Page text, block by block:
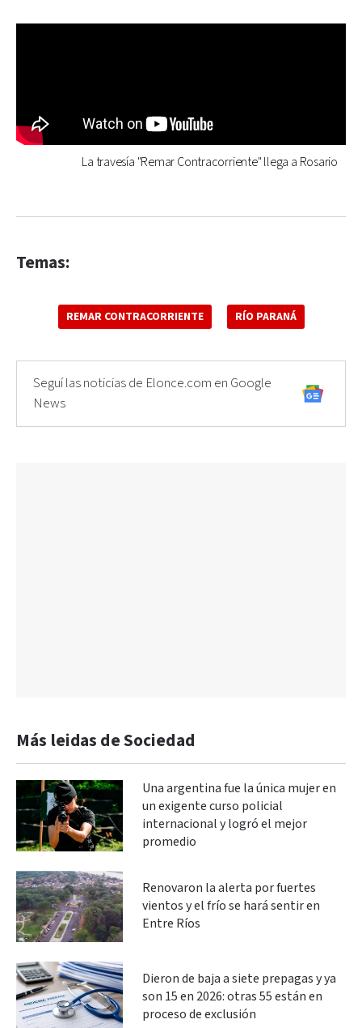
La travesía "Remar Contracorriente" llega a Rosario
Temas:
REMAR CONTRACORRIENTE RÍO PARANÁ
Seguí las noticias de Elonce.com en Google
News
Más leidas de Sociedad
Una argentina fue la única mujer en
un exigente curso policial
internacional y logró el mejor
promedio
Renovaron la alerta por fuertes
vientos y el frío se hará sentir en
Entre Ríos
Dieron de baja a siete prepagas y ya
son 15 en 2026: otras 55 están en
proceso de exclusión